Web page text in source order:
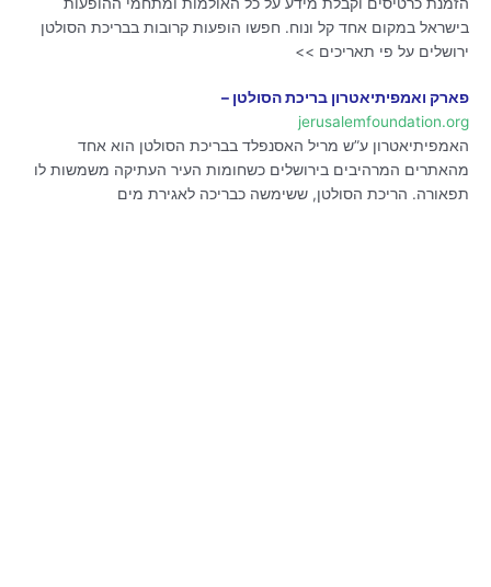
בישראל במקום אחד קל ונוח. חפשו הופעות קרובות בבריכת הסולטן
ירושלים על פי תאריכים >>
פארק ואמפיתיאטרון בריכת הסולטן –
jerusalemfoundation.org
האמפיתיאטרון ע”ש מריל האסנפלד בבריכת הסולטן הוא אחד
מהאתרים המרהיבים בירושלים כשחומות העיר העתיקה משמשות לו
תפאורה. הריכת הסולטן, ששימשה כבריכה לאגירת מים